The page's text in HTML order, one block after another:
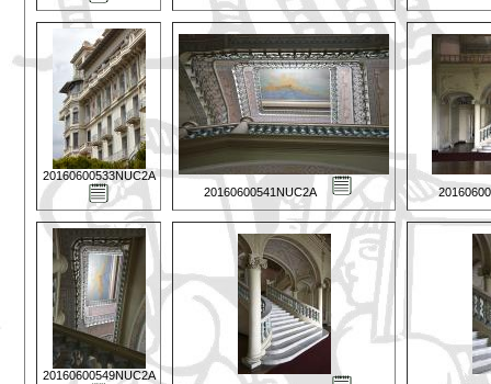
20160600533NUC2A
20160600541NUC2A
20160600549NUC2A